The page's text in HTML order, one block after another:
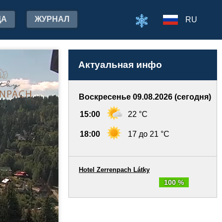
ЖУРНАЛ RU
Актуальная инфо
Воскресенье 09.08.2026 (сегодня)
15:00 22 °C
18:00 17 до 21 °C
100 %
Hotel Zerrenpach Látky